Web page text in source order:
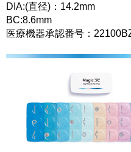
DIA:(直径)：14.2mm
BC:8.6mm
医療機器承認番号：